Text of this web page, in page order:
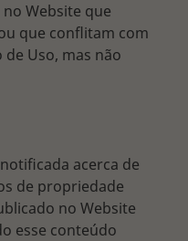
Website que
que conflitam com
Uso, mas não
acerca de
de propriedade
no Website
esse conteúdo